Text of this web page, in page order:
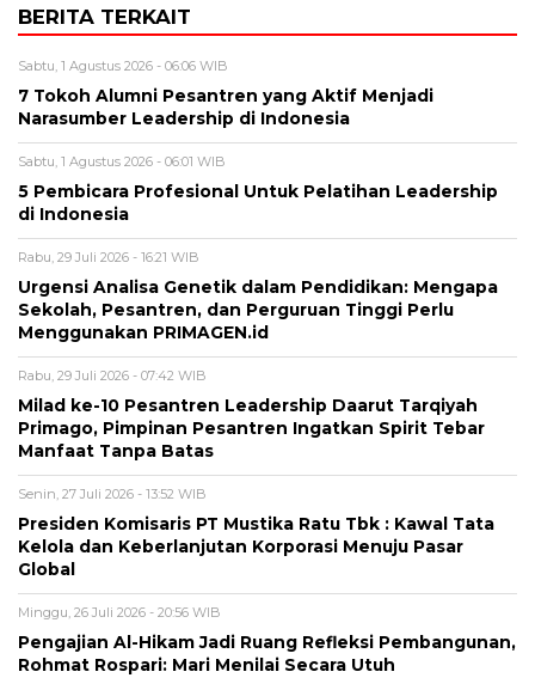
BERITA TERKAIT
Sabtu, 1 Agustus 2026 - 06:06 WIB
7 Tokoh Alumni Pesantren yang Aktif Menjadi
Narasumber Leadership di Indonesia
Sabtu, 1 Agustus 2026 - 06:01 WIB
5 Pembicara Profesional Untuk Pelatihan Leadership
di Indonesia
Rabu, 29 Juli 2026 - 16:21 WIB
Urgensi Analisa Genetik dalam Pendidikan: Mengapa
Sekolah, Pesantren, dan Perguruan Tinggi Perlu
Menggunakan PRIMAGEN.id
Rabu, 29 Juli 2026 - 07:42 WIB
Milad ke-10 Pesantren Leadership Daarut Tarqiyah
Primago, Pimpinan Pesantren Ingatkan Spirit Tebar
Manfaat Tanpa Batas
Senin, 27 Juli 2026 - 13:52 WIB
Presiden Komisaris PT Mustika Ratu Tbk : Kawal Tata
Kelola dan Keberlanjutan Korporasi Menuju Pasar
Global
Minggu, 26 Juli 2026 - 20:56 WIB
Pengajian Al-Hikam Jadi Ruang Refleksi Pembangunan,
Rohmat Rospari: Mari Menilai Secara Utuh